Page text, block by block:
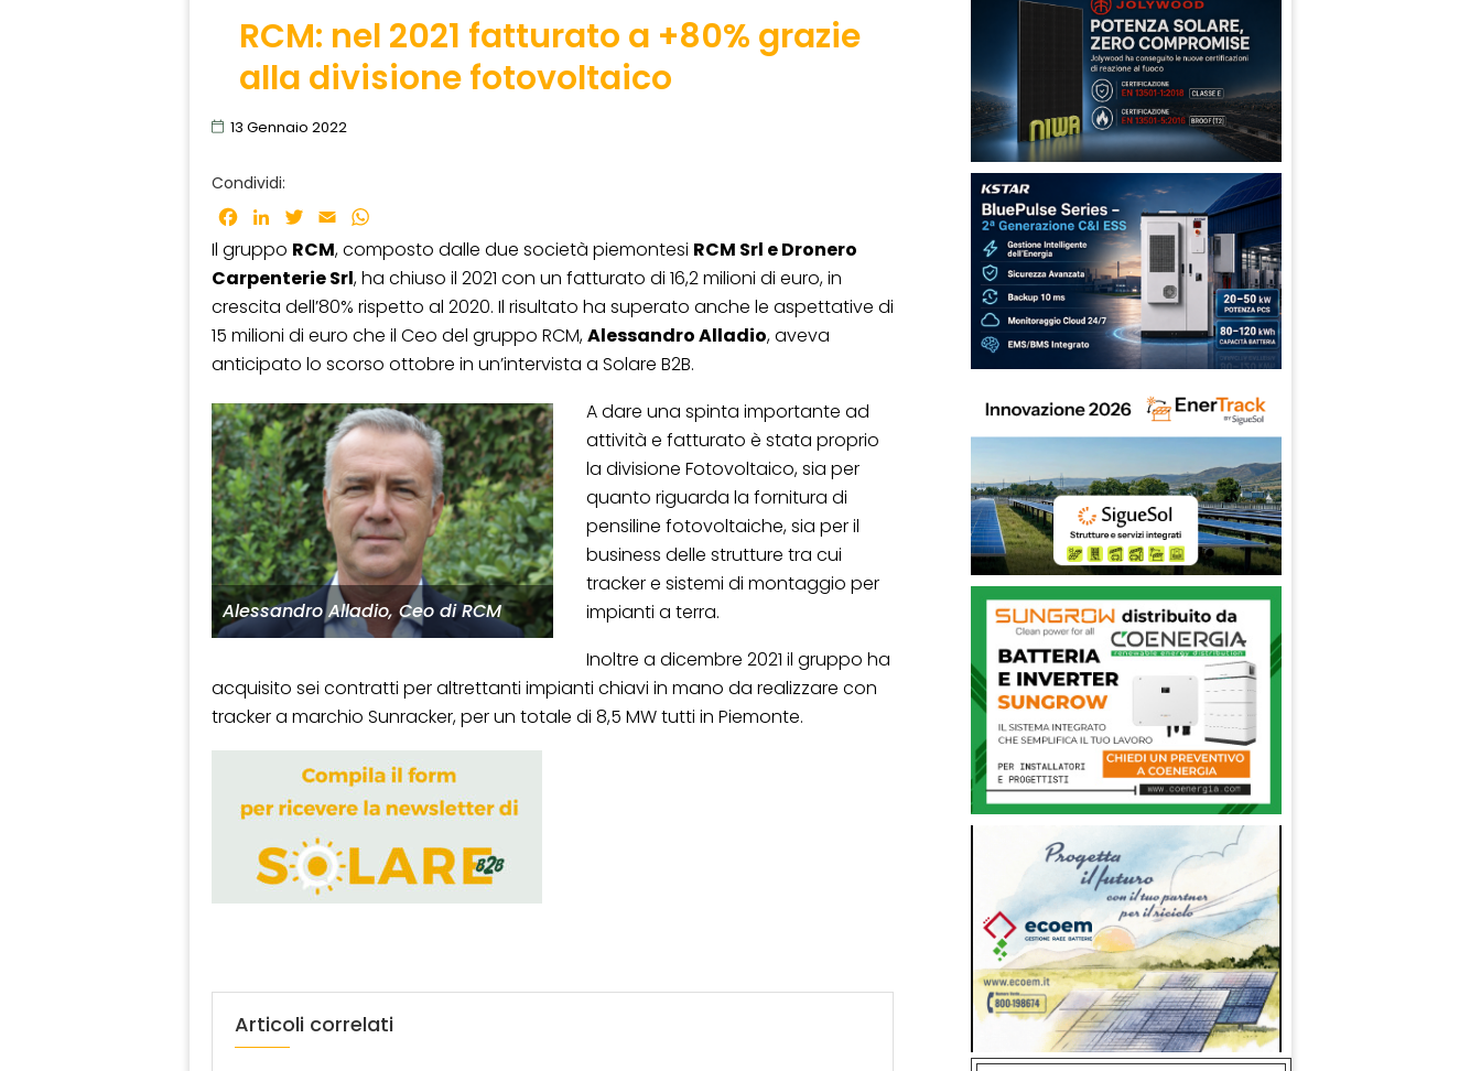
RCM: nel 2021 fatturato a +80% grazie
alla divisione fotovoltaico
13 Gennaio 2022
Condividi:
Facebook
LinkedInTwitter
Email
Il gruppo RCM, composto dalle due società piemontesi RCM Srl e Dronero
Carpenterie Srl, ha chiuso il 2021 con un fatturato di 16,2 milioni di euro, in
crescita dell’80% rispetto al 2020. Il risultato ha superato anche le aspettative di
15 milioni di euro che il Ceo del gruppo RCM,Alessandro Alladio, aveva
anticipato lo scorso ottobre in un’intervista a Solare B2B.
Alessandro Alladio, Ceo di RCM
A dare una spinta importante ad
attività e fatturato è stata proprio
la divisione Fotovoltaico, sia per
quanto riguarda la fornitura di
pensiline fotovoltaiche, sia per il
business delle strutture tra cui
tracker e sistemi di montaggio per
impianti a terra.
Inoltre a dicembre 2021 il gruppo ha
acquisito sei contratti per altrettanti impianti chiavi in mano da realizzare con
tracker a marchio Sunracker, per un totale di 8,5 MW tutti in Piemonte.
Articoli correlati